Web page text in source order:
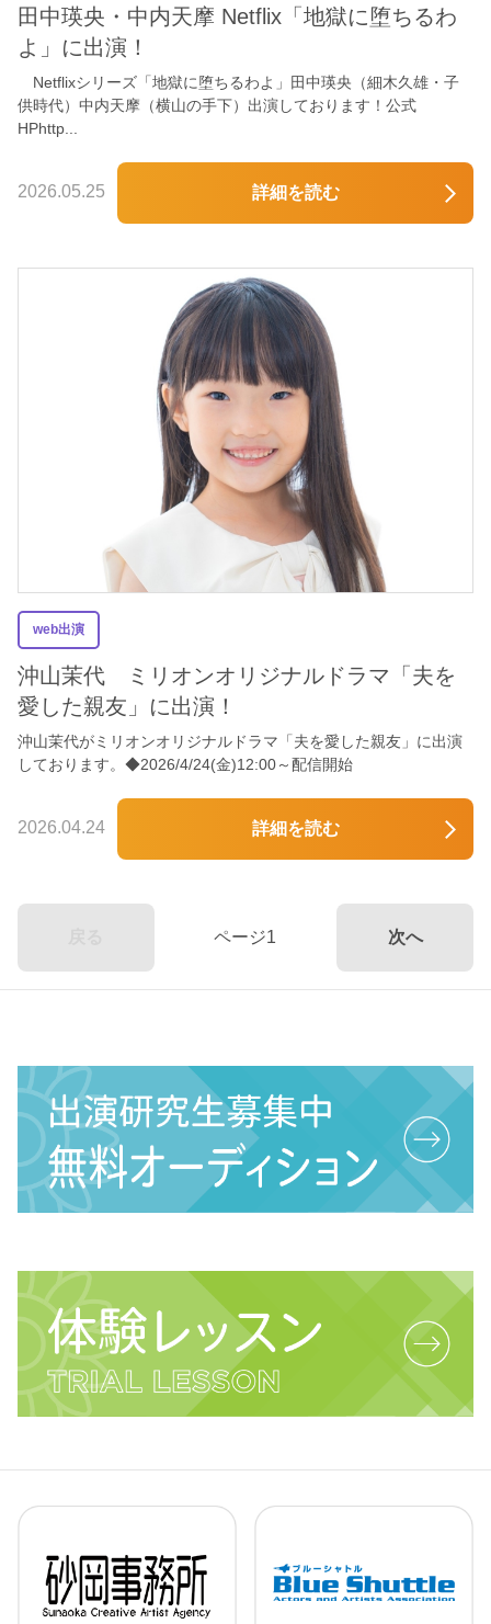
田中瑛央・中内天摩 Netflix「地獄に堕ちるわ
よ」に出演！
Netflixシリーズ「地獄に堕ちるわよ」田中瑛央（細木久雄・子
供時代）中内天摩（横山の手下）出演しております！公式
HPhttp...
2026.05.25 詳細を読む
web出演
沖山茉代 ミリオンオリジナルドラマ「夫を
愛した親友」に出演！
沖山茉代がミリオンオリジナルドラマ「夫を愛した親友」に出演
しております。◆2026/4/24(金)12:00～配信開始
2026.04.24 詳細を読む
ページ1 次へ